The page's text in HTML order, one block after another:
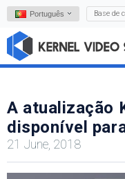
Português Base de
A atualização
disponível
21 June, 2018